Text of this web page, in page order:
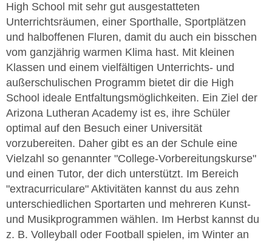
High School mit sehr gut ausgestatteten
Unterrichtsräumen, einer Sporthalle, Sportplätzen
und halboffenen Fluren, damit du auch ein bisschen
vom ganzjährig warmen Klima hast. Mit kleinen
Klassen und einem vielfältigen Unterrichts- und
außerschulischen Programm bietet dir die High
School ideale Entfaltungsmöglichkeiten. Ein Ziel der
Arizona Lutheran Academy ist es, ihre Schüler
optimal auf den Besuch einer Universität
vorzubereiten. Daher gibt es an der Schule eine
Vielzahl so genannter "College-Vorbereitungskurse"
und einen Tutor, der dich unterstützt. Im Bereich
"extracurriculare" Aktivitäten kannst du aus zehn
unterschiedlichen Sportarten und mehreren Kunst-
und Musikprogrammen wählen. Im Herbst kannst du
z. B. Volleyball oder Football spielen, im Winter an